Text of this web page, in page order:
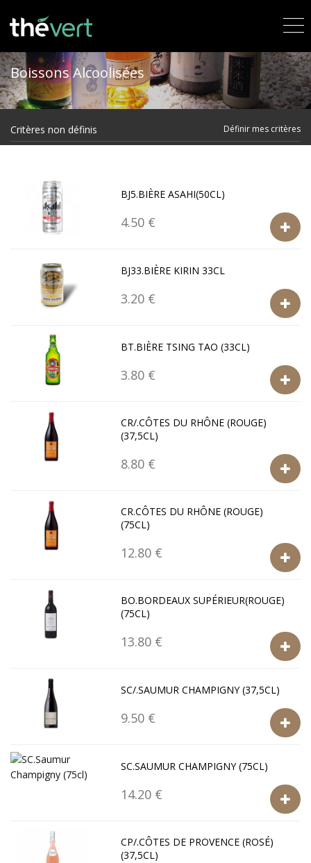
Boissons Alcoolisées
Critères non définis Définir mes critères
BJ5.BIÈRE ASAHI(50CL)
4.50 €
BJ33.BIÈRE KIRIN 33CL
3.20 €
BT.BIÈRE TSING TAO (33CL)
3.80 €
CR/.CÔTES DU RHÔNE (ROUGE)
(37,5CL)
8.80 €
CR.CÔTES DU RHÔNE (ROUGE)
(75CL)
12.80 €
BO.BORDEAUX SUPÉRIEUR(ROUGE)
(75CL)
13.80 €
SC/.SAUMUR CHAMPIGNY (37,5CL)
9.50 €
SC.SAUMUR CHAMPIGNY (75CL)
14.20 €
CP/.CÔTES DE PROVENCE (ROSÉ)
(37,5CL)